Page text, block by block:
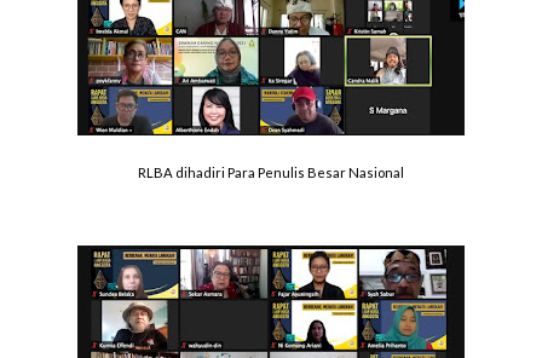
RLBA dihadiri Para Penulis Besar Nasional